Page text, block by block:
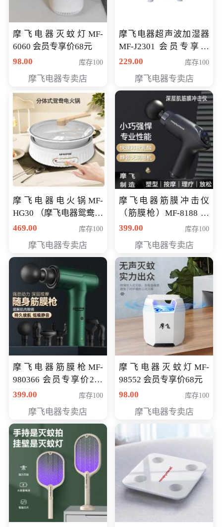
摩飞电器灭蚊灯MF-
6060 会员专享价68元
98.00
库存100
摩飞电器专卖店
摩飞电器超声波加湿器
MF-J2301 会员专享价
168元
229.00 库存100
摩飞电器专卖店
摩飞电器电火锅MF-
HG30 （摩飞电器鸳鸯锅
MF-HG30 ） 会员专享价
469.00 库存100
摩飞电器专卖店
摩飞电器筋膜冲击仪
（筋膜枪）MF-8188 会
员专享价268元
399.00 库存100
摩飞电器专卖店
摩飞电器筋膜枪MF-
980366 会员专享价299
元
399.00 库存100
摩飞电器专卖店
摩飞电器灭蚊灯MF-
98552 会员专享价68元
98.00
库存100
摩飞电器专卖店